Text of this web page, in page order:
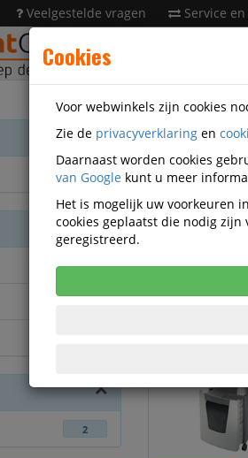
Veelgestelde vragen Service
2
2
2
Actief filter:
Cookies
Voor webwinkels zijn cookies
Zie de privacyverklaring en
Daarnaast worden cookies
van Google kunt u meer
Het is mogelijk uw voorkeuren
cookies geplaatst die nodig zijn
geregistreerd.